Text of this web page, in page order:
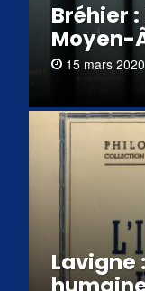
Bréhier
Moyen-
15 mars 2020
Lavigne